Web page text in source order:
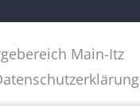
Main-Itz